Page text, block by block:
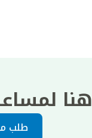
طلب